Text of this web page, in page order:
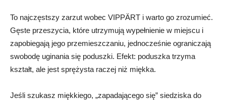
To najczęstszy zarzut wobec VIPPÄRT i warto go zrozumieć.
Gęste przeszycia, które utrzymują wypełnienie w miejscu i
zapobiegają jego przemieszczaniu, jednocześnie ograniczają
swobodę uginania się poduszki. Efekt: poduszka trzyma
kształt, ale jest sprężysta raczej niż miękka.
Jeśli szukasz miękkiego, „zapadającego się” siedziska do